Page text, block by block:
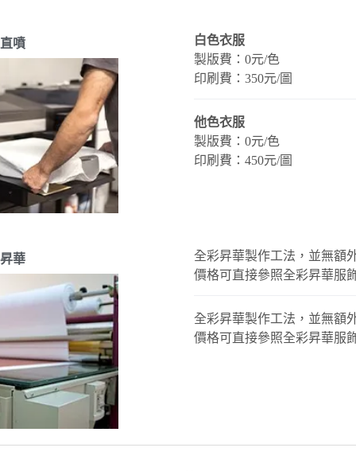
噴
白色衣服
製版費：0元/色
印刷費：350元/圖
他色衣服
製版費：0元/色
印刷費：450元/圖
華
全彩昇華製作工法，並無額
價格可直接參照全彩昇華服
全彩昇華製作工法，並無額
價格可直接參照全彩昇華服